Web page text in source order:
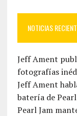
NOTICIAS
Jeff Ament
fotografías
Jeff Ament
batería de
Pearl Jam